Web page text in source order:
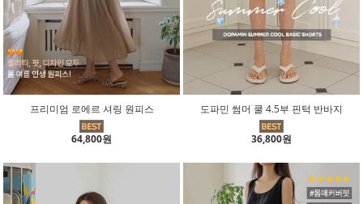
프리미엄 로에르 셔링 원피스
64,800원
도파민 썸머 쿨 4.5부 핀턱 반바지
36,800원